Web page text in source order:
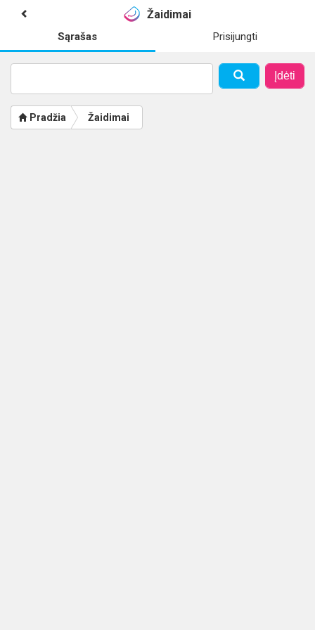
Žaidimai
Sąrašas Prisijungti
Įdėti
Pradžia Žaidimai